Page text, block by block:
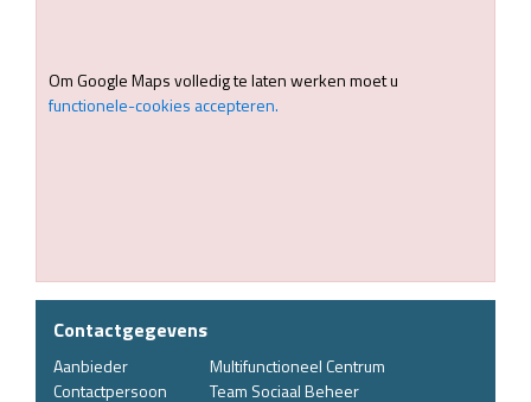
Om Google Maps volledig te laten werken moet u
functionele-cookies accepteren.
Contactgegevens
Aanbieder
Multifunctioneel Centrum
Contactpersoon
Team Sociaal Beheer